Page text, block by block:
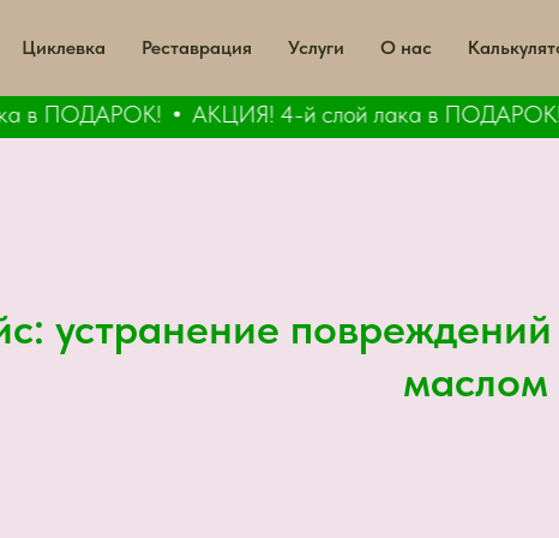
ПОДАРОК! АКЦИЯ! 4-й слой лака в ПОДАРОК!
Циклевка Реставрация Услуги О нас
устранение
маслом